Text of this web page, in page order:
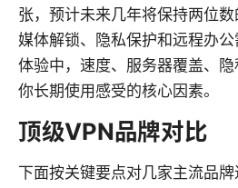
张，预计未来几年将保持两位
媒体解锁、隐私保护和远程办
体验中，速度、服务器覆盖、
你长期使用感受的核心因素。
顶级VPN品牌对比
下面按关键要点对几家主流品